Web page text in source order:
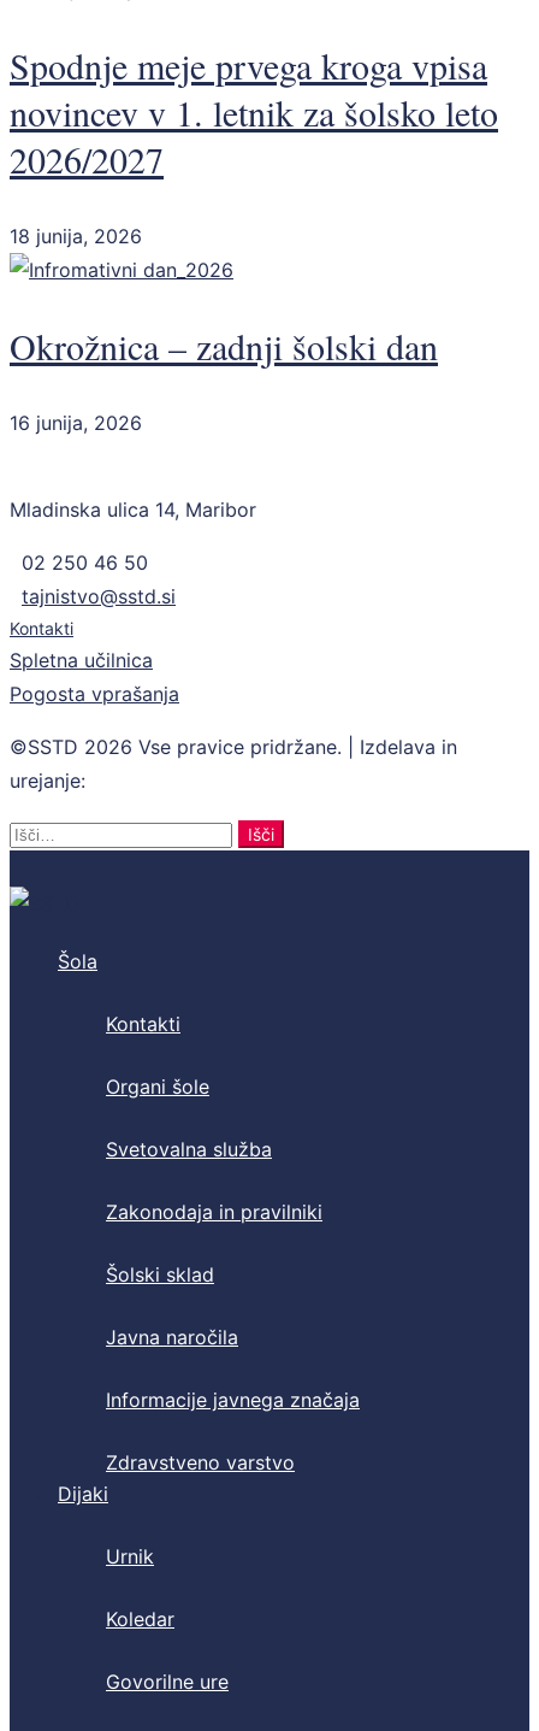
Spodnje meje prvega kroga vpisa
novincev v 1. letnik za šolsko leto
2026/2027
18 junija, 2026
Okrožnica – zadnji šolski dan
16 junija, 2026
Mladinska ulica 14, Maribor
02 250 46 50
tajnistvo@sstd.si
Kontakti
Spletna učilnica
Pogosta vprašanja
©SSTD 2026 Vse pravice pridržane. | Izdelava in
urejanje:
Search
Išči
Šola
Kontakti
Organi šole
Svetovalna služba
Zakonodaja in pravilniki
Šolski sklad
Javna naročila
Informacije javnega značaja
Zdravstveno varstvo
Dijaki
Urnik
Koledar
Govorilne ure